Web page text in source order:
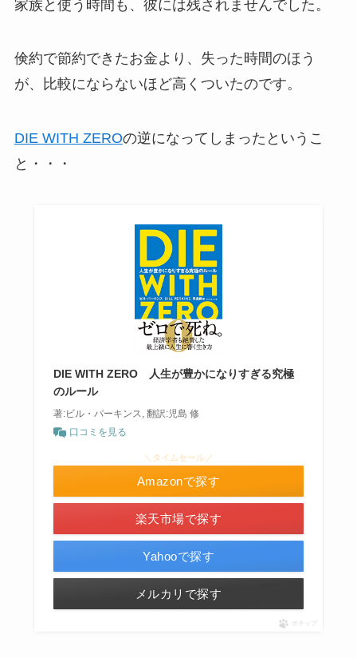
家族と使う時間も、彼には残されませんでした。
倹約で節約できたお金より、失った時間のほう
が、比較にならないほど高くついたのです。
DIE WITH ZEROの逆になってしまったというこ
と・・・
DIE WITH ZERO 人生が豊かになりすぎる究極
のルール
著:ビル・パーキンス, 翻訳:児島 修
口コミを見る
＼タイムセール／
Amazonで探す
楽天市場で探す
Yahooで探す
メルカリで探す
ポチップ